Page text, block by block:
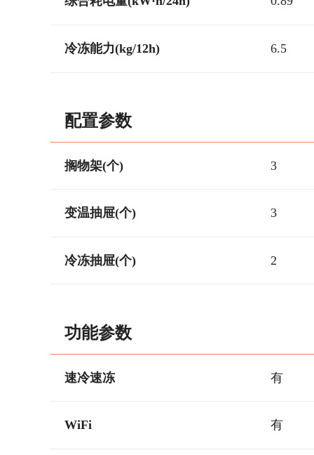
冷冻能力(kg/12h) 6.5
配置参数
搁物架(个) 3
变温抽屉(个) 3
冷冻抽屉(个) 2
功能参数
速冷速冻 有
WiFi 有